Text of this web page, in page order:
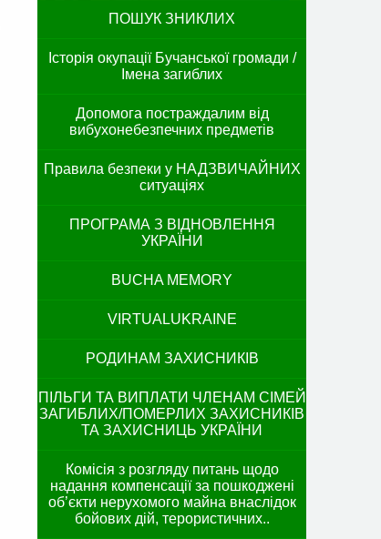
ПОШУК ЗНИКЛИХ
Історія окупації Бучанської громади /
Імена загиблих
Допомога постраждалим від
вибухонебезпечних предметів
Правила безпеки у НАДЗВИЧАЙНИХ
ситуаціях
ПРОГРАМА З ВІДНОВЛЕННЯ
УКРАЇНИ
BUCHA MEMORY
VIRTUALUKRAINE
РОДИНАМ ЗАХИСНИКІВ
ПІЛЬГИ ТА ВИПЛАТИ ЧЛЕНАМ СІМЕЙ
ЗАГИБЛИХ/ПОМЕРЛИХ ЗАХИСНИКІВ
ТА ЗАХИСНИЦЬ УКРАЇНИ
Комісія з розгляду питань щодо
надання компенсації за пошкоджені
об’єкти нерухомого майна внаслідок
бойових дій, терористичних..